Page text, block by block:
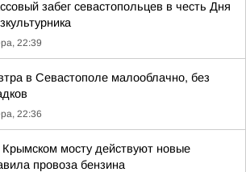
забег севастопольцев в честь Дня
22:39
в Севастополе малооблачно, без
22:36
мосту действуют новые
провоза бензина